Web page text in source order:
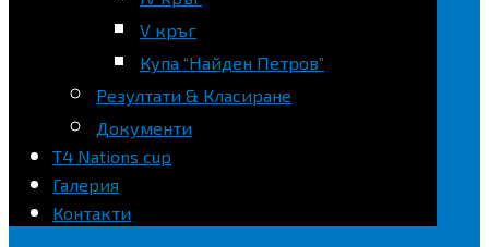
V кръг
Купа “Найден Петров”
Резултати & Класиране
Документи
Т4 Nations cup
Галерия
Контакти